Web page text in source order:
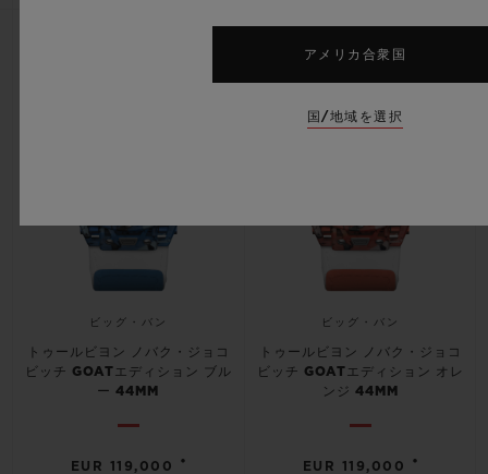
ビッグ・バン
トゥールビヨン ノバク・ジョコ
ビッチ GOATエディション ブル
ー 44MM
EUR 119,000 •
ビッグ・バン
トゥールビヨン ノバク・ジョコ
ビッチ GOATエディション オレ
ンジ 44MM
EUR 119,000 •
アメリカ合衆国
国/地域を選択